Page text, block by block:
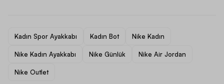
Kadın Spor Ayakkabı Kadın Bot Nike Kadın
Nike Kadın Ayakkabı Nike Günlük Nike Air Jordan
Nike Outlet